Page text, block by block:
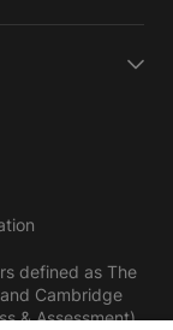
defined as The
Cambridge
& Assessment)